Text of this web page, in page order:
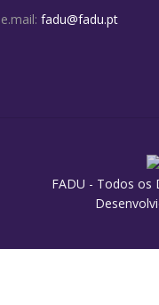
e.mail: fadu@fadu.pt
FADU - Todos os